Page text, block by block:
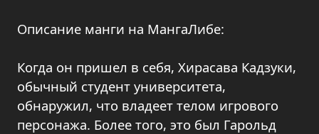
Описание манги на МангаЛибе:
Когда он пришел в себя, Хирасава Кадзуки,
обычный студент университета,
обнаружил, что владеет телом игрового
персонажа. Более того, это был Гарольд